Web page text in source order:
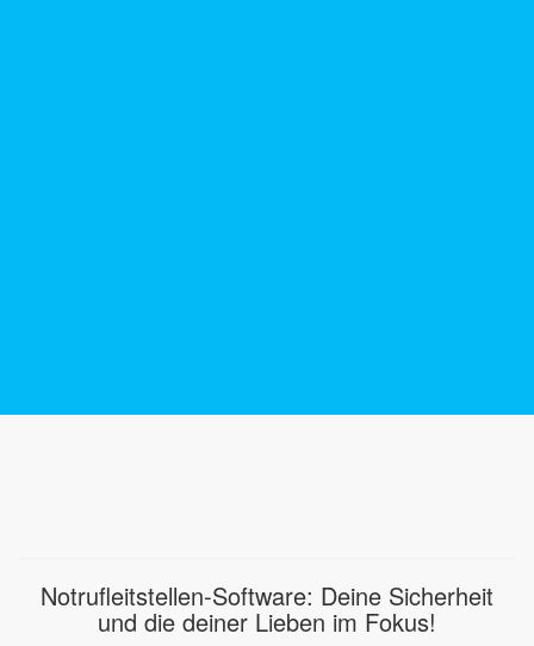
Notrufleitstellen-Software: Deine Sicherheit
und die deiner Lieben im Fokus!